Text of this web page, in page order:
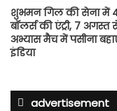
शुभमन गिल की सेना में
बॉलर्स की एंट्री, 7 अगस्त
अभ्यास मैच में पसीना
इंडिया
advertisement